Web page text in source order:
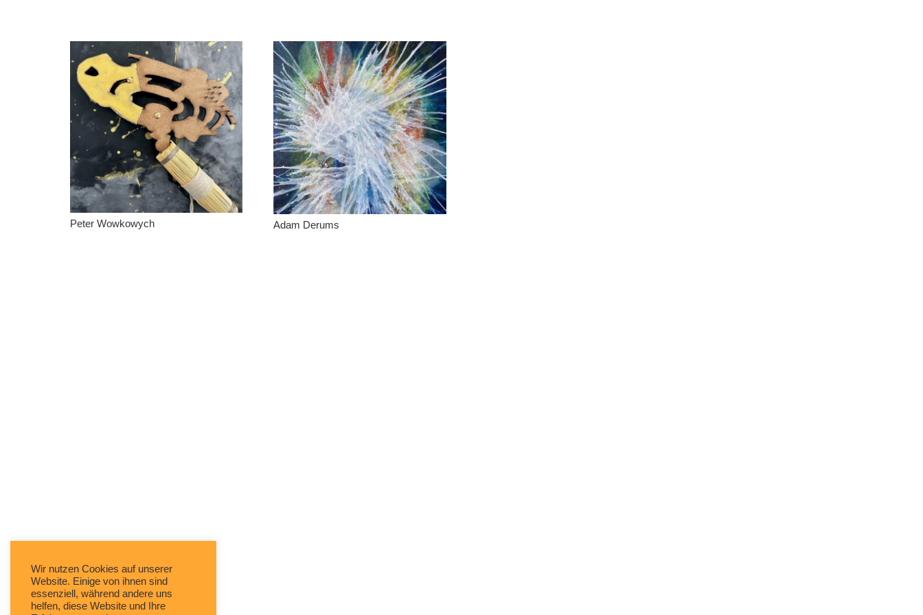
Peter Wowkowych Adam Derums
Wir nutzen Cookies auf unserer
Website. Einige von ihnen sind
essenziell, während andere uns
helfen, diese Website und Ihre